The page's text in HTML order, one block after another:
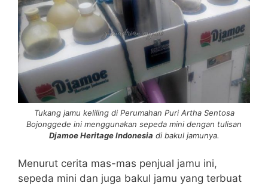
Tukang jamu keliling di Perumahan Puri Artha Sentosa
Bojonggede ini menggunakan sepeda mini dengan tulisan
Djamoe Heritage Indonesia di bakul jamunya.
Menurut cerita mas-mas penjual jamu ini,
sepeda mini dan juga bakul jamu yang terbuat